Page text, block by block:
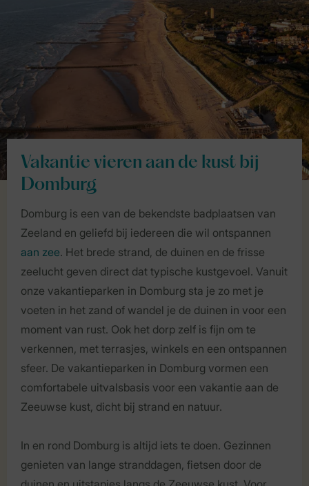
Vakantie vieren aan de kust bij
Domburg
Domburg is een van de bekendste badplaatsen van
Zeeland en geliefd bij iedereen die wil ontspannen
aan zee. Het brede strand, de duinen en de frisse
zeelucht geven direct dat typische kustgevoel. Vanuit
onze vakantieparken in Domburg sta je zo met je
voeten in het zand of wandel je de duinen in voor een
moment van rust. Ook het dorp zelf is fijn om te
verkennen, met terrasjes, winkels en een ontspannen
sfeer. De vakantieparken in Domburg vormen een
comfortabele uitvalsbasis voor een vakantie aan de
Zeeuwse kust, dicht bij strand en natuur.
In en rond Domburg is altijd iets te doen. Gezinnen
genieten van lange stranddagen, fietsen door de